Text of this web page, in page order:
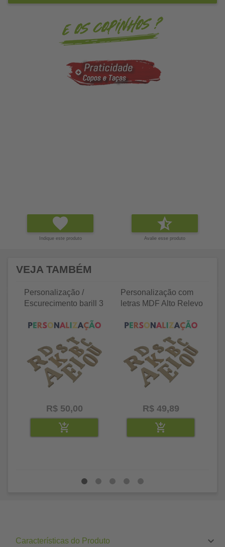
Indique este produto Avalie esse produto
VEJA TAMBÉM
Personalização /
Escurecimento barill 3
R$ 50,00
Personalização com
letras MDF Alto Relevo
R$ 49,89
Características do Produto